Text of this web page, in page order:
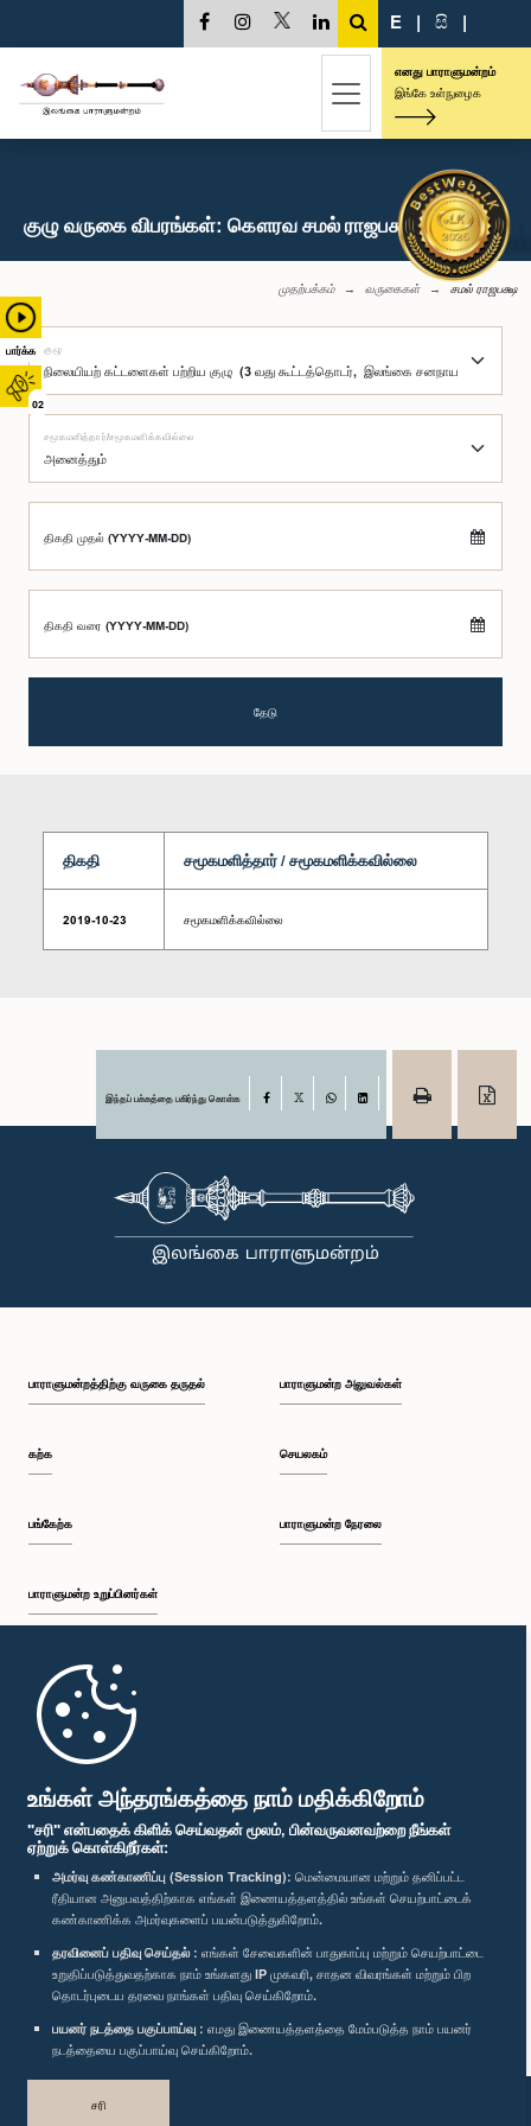
உங்கள் அந்தரங்கத்தை நாம் மதிக்கிறோம்
"சரி" என்பதைக் கிளிக் செய்வதன் மூலம், பின்வருவனவற்றை நீங்கள்
ஏற்றுக் கொள்கிறீர்கள்:
அமர்வு கண்காணிப்பு (Session Tracking): மென்மையான மற்றும் தனிப்பட்ட
ரீதியான அனுபவத்திற்காக எங்கள் இணையத்தளத்தில் உங்கள் செயற்பாட்டைக்
கண்காணிக்க அமர்வுகளைப் பயன்படுத்துகிறோம்.
தரவினைப் பதிவு செய்தல் : எங்கள் சேவைகளின் பாதுகாப்பு மற்றும் செயற்பாட்டை
உறுதிப்படுத்துவதற்காக நாம் உங்களது IP முகவரி, சாதன விவரங்கள் மற்றும் பிற
தொடர்புடைய தரவை நாங்கள் பதிவு செய்கிறோம்.
பயனர் நடத்தை பகுப்பாய்வு : எமது இணையத்தளத்தை மேம்படுத்த நாம் பயனர்
நடத்தையை பகுப்பாய்வு செய்கிறோம்.
சரி
பார்க்க
02
E | සි |
எனது பாராளுமன்றம்
இங்கே உள்நுழைக
குழு வருகை விபரங்கள்: கௌரவ சமல் ராஜபக்ஷ, பா.உ.
முதற்பக்கம் வருகைகள் சமல் ராஜபக்ஷ
குழு
சமூகமளித்தார்/சமூகமளிக்கவில்லை
திகதி முதல் (YYYY-MM-DD)
திகதி வரை (YYYY-MM-DD)
தேடு
திகதி சமூகமளித்தார் / சமூகமளிக்கவில்லை
2019-10-23 சமூகமளிக்கவில்லை
இந்தப் பக்கத்தை பகிர்ந்து கொள்க Facebook
பாராளுமன்றத்திற்கு வருகை தருதல்
கற்க
பங்கேற்க
பாராளுமன்ற உறுப்பினர்கள்
முதற்பக்கம்
பாராளுமன்ற அலுவல்கள்
செயலகம்
பாராளுமன்ற நேரலை
பாராளுமன்ற கையடக்க செயலி
எம்மை பின்தொடர்க :
விருதுகள்
தனியுரிமைக் கொள்கை